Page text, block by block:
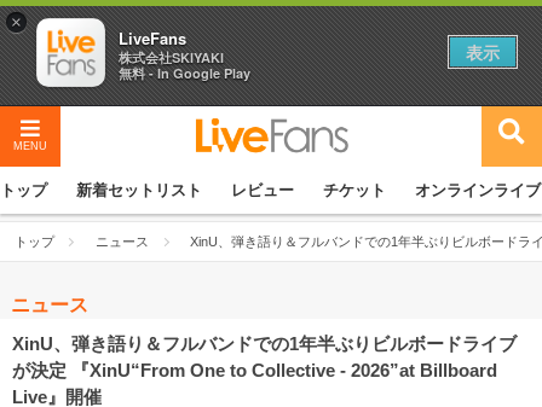
MENU
トップ 新着セットリスト レビュー チケット オンラインライブ
トップ ニュース XinU、弾き語り＆フルバンドでの1年半ぶりビルボードラ
ニュース
XinU、弾き語り＆フルバンドでの1年半ぶりビルボードライブ
が決定 『XinU“From One to Collective - 2026”at Billboard
Live』開催
×
LiveFans
株式会社SKIYAKI
無料 - In Google Play
表示